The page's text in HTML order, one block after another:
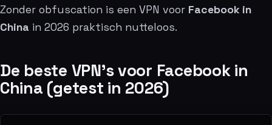
Zonder obfuscation is een VPN voor Facebook in
China in 2026 praktisch nutteloos.
De beste VPN’s voor Facebook in
China (getest in 2026)